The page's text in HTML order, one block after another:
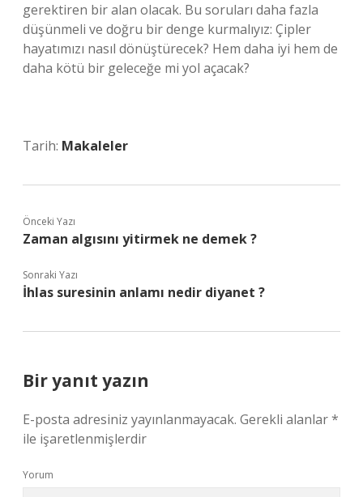
gerektiren bir alan olacak. Bu soruları daha fazla
düşünmeli ve doğru bir denge kurmalıyız: Çipler
hayatımızı nasıl dönüştürecek? Hem daha iyi hem de
daha kötü bir geleceğe mi yol açacak?
Tarih: Makaleler
Önceki Yazı
Zaman algısını yitirmek ne demek ?
Sonraki Yazı
İhlas suresinin anlamı nedir diyanet ?
Bir yanıt yazın
E-posta adresiniz yayınlanmayacak. Gerekli alanlar*
ile işaretlenmişlerdir
Yorum